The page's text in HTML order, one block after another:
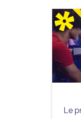
Le